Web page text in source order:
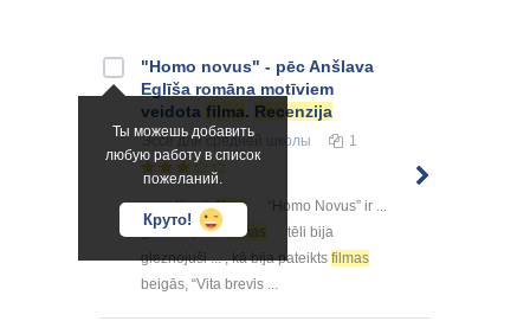
Ты можешь добавить
любую работу в список
пожеланий.
Круто!
"Homo novus" - pēc Anšlava
Eglīša romāna motīviem
veidota filma. Recenzija
Эсседля средней школы 1
... no tā, cikfilma
“Homo Novus” ir ...
gleznas, it kā
filmas
tēli bija
gleznojuši ... , kā bija pateikts filmas
beigās, “Vita brevis ...